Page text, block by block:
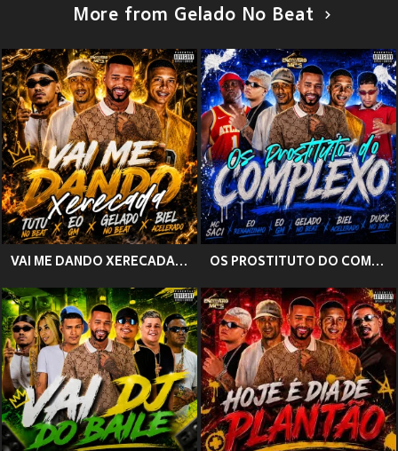
More from Gelado No Beat
VAI ME DANDO XERECADA (Explicit) OS PROSTITUTO DO COMPLEXO (Explicit)